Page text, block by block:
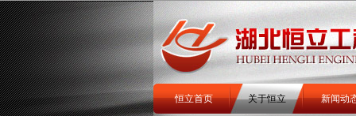
恒立首页 关于恒立 新闻动